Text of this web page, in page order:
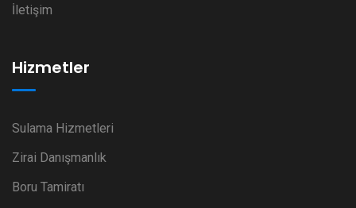
İletişim
Hizmetler
Sulama Hizmetleri
Zirai Danışmanlık
Boru Tamiratı